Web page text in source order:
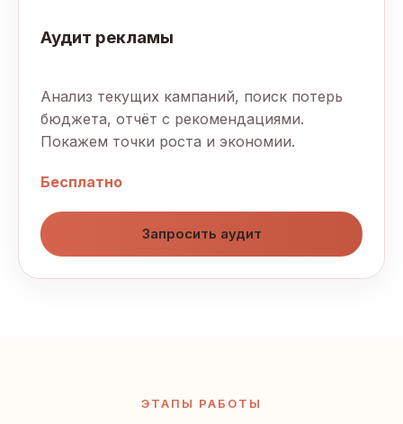
Аудит рекламы
Анализ текущих кампаний, поиск потерь
бюджета, отчёт с рекомендациями.
Покажем точки роста и экономии.
Бесплатно
Запросить аудит
ЭТАПЫ РАБОТЫ